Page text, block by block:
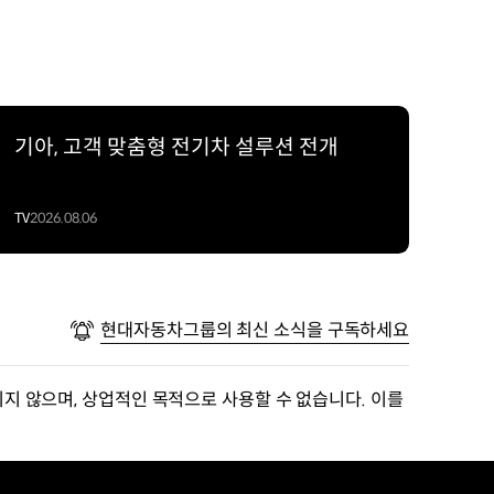
기아, 고객 맞춤형 전기차 설루션 전개
TV2026.08.06
현대자동차그룹의 최신 소식을 구독하세요
않으며, 상업적인 목적으로 사용할 수 없습니다. 이를